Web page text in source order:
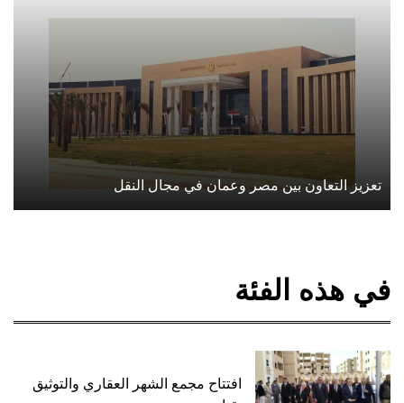
تعزيز التعاون بين مصر وعمان في مجال النقل
في هذه الفئة
افتتاح مجمع الشهر العقاري والتوثيق